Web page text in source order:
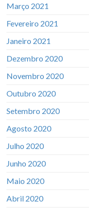
Março 2021
Fevereiro 2021
Janeiro 2021
Dezembro 2020
Novembro 2020
Outubro 2020
Setembro 2020
Agosto 2020
Julho 2020
Junho 2020
Maio 2020
Abril 2020